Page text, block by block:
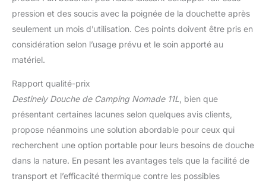
LIBERTÉ TOTALE AVEC 2
MÈTRES: Le tuyau
flexible extra-long de 2
mètres offre une
après les châteaux de
sable ou laver les pattes
boueuses de votre chien,
le pommeau de douche
donne un contrôle total.
OPTIMISÉE POUR LA
pression et des soucis avec la poignée de la douchette après
seulement un mois d’utilisation. Ces points doivent être pris en
considération selon l’usage prévu et le soin apporté au
matériel.
Rapport qualité-prix
Destinely Douche de Camping Nomade 11L
, bien que
présentant certaines lacunes selon quelques avis clients,
propose néanmoins une solution abordable pour ceux qui
recherchent une option portable pour leurs besoins de douche
dans la nature. En pesant les avantages tels que la facilité de
transport et l’efficacité thermique contre les possibles